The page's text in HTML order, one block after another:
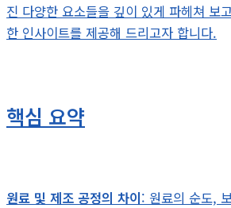
진 다양한 요소들을 깊이 있게 파헤쳐 보
한 인사이트를 제공해 드리고자 합니다.
핵심 요약
원료 및 제조 공정의 차이: 원료의 순도,